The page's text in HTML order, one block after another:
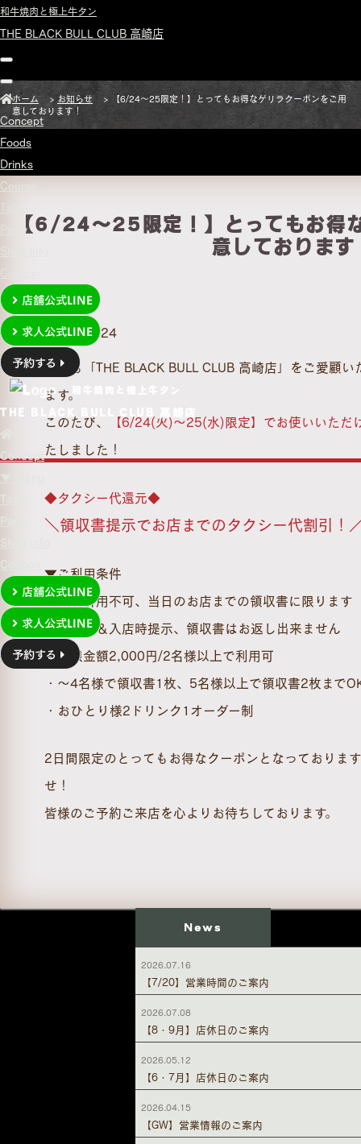
和牛焼肉と極上牛タン
THE BLACK BULL CLUB 高崎店
Concept
Foods
Drinks
Course
Table
Party
店舗公式LINE
求人公式LINE
予約する
THE BLACK BULL CLUB 高崎店
Concept
店舗公式LINE
求人公式LINE
予約する
ホーム > お知らせ >
【6/24～25限定！】とってもお得なゲリラクーポンをご用
意しております！
【6/24～25限定！】とってもお得
意しておりま
2025.06.24
いつも「THE BLACK BULL CLUB 高崎店」をご愛顧
ます。
このたび、
【6/24(火)～25(水)限定】でお使いいただ
たしました！
◆タクシー代還元◆
＼領収書提示でお店までのタクシー代割引！
▼ご利用条件
・他券併用不可、当日のお店までの領収書に限ります
・予約時＆入店時提示、領収書はお返し出来ません
・上限金額2,000円/2名様以上で利用可
・〜4名様で領収書1枚、5名様以上で領収書2枚まで
・おひとり様2ドリンク1オーダー制
2日間限定のとってもお得なクーポンとなっておりま
せ！
皆様のご予約ご来店を心よりお待ちしております。
News
2026.07.16
【7/20】営業時間のご案内
2026.07.08
【8・9月】店休日のご案内
2026.05.12
【6・7月】店休日のご案内
2026.04.15
【GW】営業情報のご案内